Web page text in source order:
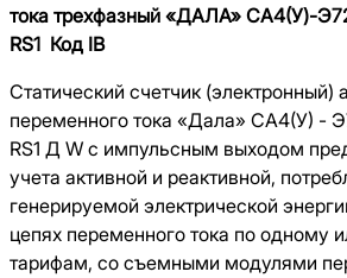
тока трехфазный «ДАЛА» СA4(У)-
RS1 Код IB
Статический счетчик (электронный)
переменного тока «Дала» СА4(У) -
RS1 Д W с импульсным выходом
учета активной и реактивной,
генерируемой электрической
цепях переменного тока по одному
тарифам, со съемными модулями